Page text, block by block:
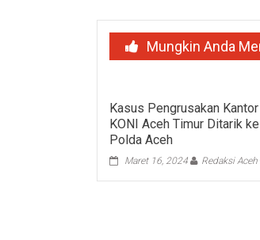
Mungkin Anda
Kasus Pengrusakan Kantor
KONI Aceh Timur Ditarik ke
Polda Aceh
Maret 16, 2024 Redaksi Aceh